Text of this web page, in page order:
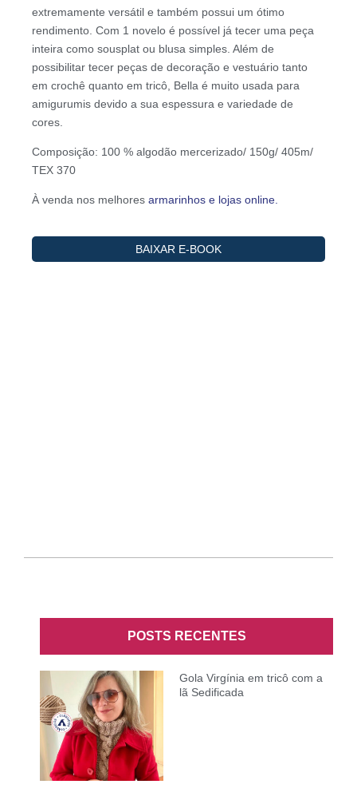
extremamente versátil e também possui um ótimo
rendimento. Com 1 novelo é possível já tecer uma peça
inteira como sousplat ou blusa simples. Além de
possibilitar tecer peças de decoração e vestuário tanto
em crochê quanto em tricô, Bella é muito usada para
amigurumis devido a sua espessura e variedade de
cores.
Composição: 100 % algodão mercerizado/ 150g/ 405m/
TEX 370
À venda nos melhores armarinhos e lojas online.
POSTS RECENTES
Gola Virgínia em tricô com a
lã Sedificada